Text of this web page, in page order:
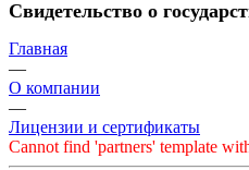
Свидетельство о
Главная
—
О компании
—
Лицензии и сертификаты
Cannot find 'partners' template